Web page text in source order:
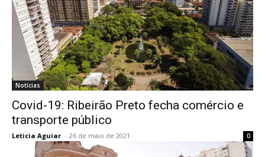
Notícias
Covid-19: Ribeirão Preto fecha comércio e
transporte público
Leticia Aguiar - 26 de maio de 2021 0